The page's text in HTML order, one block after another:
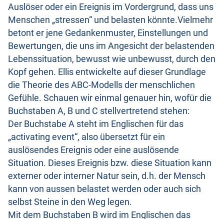
Auslöser oder ein Ereignis im Vordergrund, dass uns
Menschen „stressen“ und belasten könnte.Vielmehr
betont er jene Gedankenmuster, Einstellungen und
Bewertungen, die uns im Angesicht der belastenden
Lebenssituation, bewusst wie unbewusst, durch den
Kopf gehen. Ellis entwickelte auf dieser Grundlage
die Theorie des ABC-Modells der menschlichen
Gefühle. Schauen wir einmal genauer hin, wofür die
Buchstaben A, B und C stellvertretend stehen:
Der Buchstabe A steht im Englischen für das
„activating event“, also übersetzt für ein
auslösendes Ereignis oder eine auslösende
Situation. Dieses Ereignis bzw. diese Situation kann
externer oder interner Natur sein, d.h. der Mensch
kann von aussen belastet werden oder auch sich
selbst Steine in den Weg legen.
Mit dem Buchstaben B wird im Englischen das